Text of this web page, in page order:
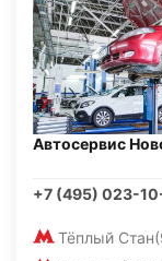
Автосервис
+7 (495) 023-
Тёплый Стан